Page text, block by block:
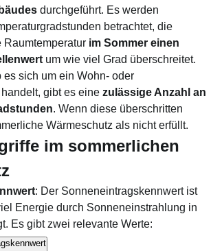
durchgeführt. Es werden
betrachtet, die
Raumtemperatur im Sommer einen
um wie viel Grad überschreitet.
sich um ein Wohn- oder
gibt es eine zulässige Anzahl an
. Wenn diese überschritten
Wärmeschutz als nicht erfüllt.
im sommerlichen
: Der Sonneneintragskennwert ist
Energie durch Sonneneinstrahlung in
Es gibt zwei relevante Werte: